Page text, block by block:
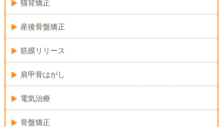
猫背矯正
産後骨盤矯正
筋膜リリース
肩甲骨はがし
電気治療
骨盤矯正